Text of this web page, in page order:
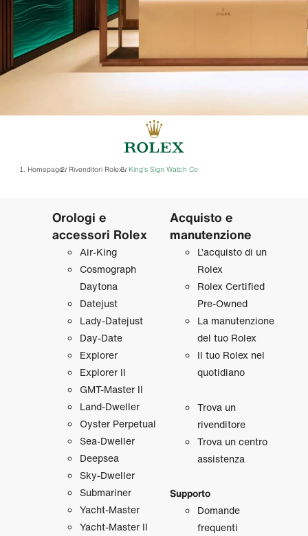
Homepage/ Rivenditori Rolex/ ‭King's Sign Watch Co‬
Orologi e
accessori Rolex
Air‑King
Cosmograph
Daytona
Datejust
Lady‑Datejust
Day‑Date
Explorer
Explorer II
GMT‑Master II
Land‑Dweller
Oyster Perpetual
Sea‑Dweller
Deepsea
Sky‑Dweller
Submariner
Yacht‑Master
Yacht‑Master II
Acquisto e
manutenzione
L’acquisto di un
Rolex
Rolex Certified
Pre‑Owned
La manutenzione
del tuo Rolex
Il tuo Rolex nel
quotidiano
Trova un
rivenditore
Trova un centro
assistenza
Supporto
Domande
frequenti